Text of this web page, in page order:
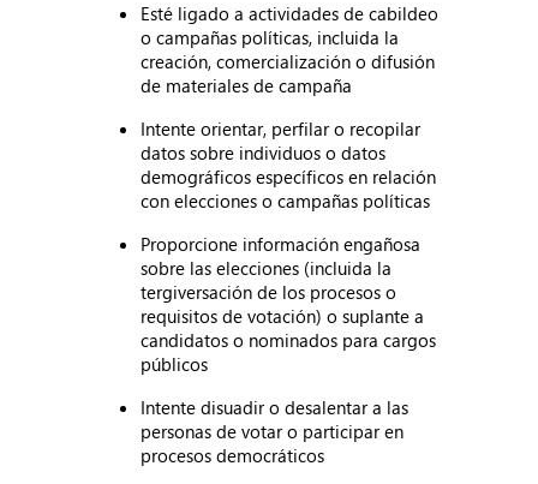
Esté ligado a actividades de cabildeo
o campañas políticas, incluida la
creación, comercialización o difusión
de materiales de campaña
Intente orientar, perfilar o recopilar
datos sobre individuos o datos
demográficos específicos en relación
con elecciones o campañas políticas
Proporcione información engañosa
sobre las elecciones (incluida la
tergiversación de los procesos o
requisitos de votación) o suplante a
candidatos o nominados para cargos
públicos
Intente disuadir o desalentar a las
personas de votar o participar en
procesos democráticos